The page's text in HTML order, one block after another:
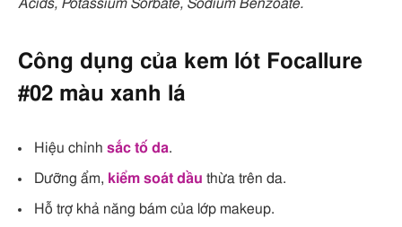
Acids, Potassium Sorbate, Sodium Benzoate.
Công dụng của kem lót Focallure
#02 màu xanh lá
Hiệu chỉnh sắc tố da.
Dưỡng ẩm, kiểm soát dầu thừa trên da.
Hỗ trợ khả năng bám của lớp makeup.